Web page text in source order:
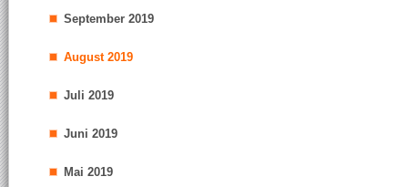
September 2019
August 2019
Juli 2019
Juni 2019
Mai 2019